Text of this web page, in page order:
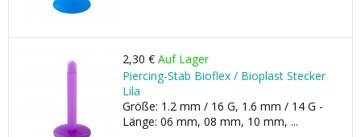
2,30 € Auf Lager
Piercing-Stab Bioflex / Bioplast Stecker
Lila
Größe: 1.2 mm / 16 G, 1.6 mm / 14 G -
Länge: 06 mm, 08 mm, 10 mm, ...